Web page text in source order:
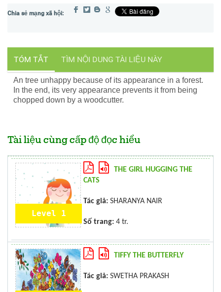
TÓM TẮT TÌM NỘI DUNG TÀI LIỆU NÀY
An tree unhappy because of its appearance in a forest.
In the end, its very appearance prevents it from being
chopped down by a woodcutter.
Tài liệu cùng cấp độ đọc hiểu
Level 1
THE GIRL HUGGING THE
CATS
Tác giả: SHARANYA NAIR
Số trang: 4 tr.
TIFFY THE BUTTERFLY
Tác giả: SWETHA PRAKASH